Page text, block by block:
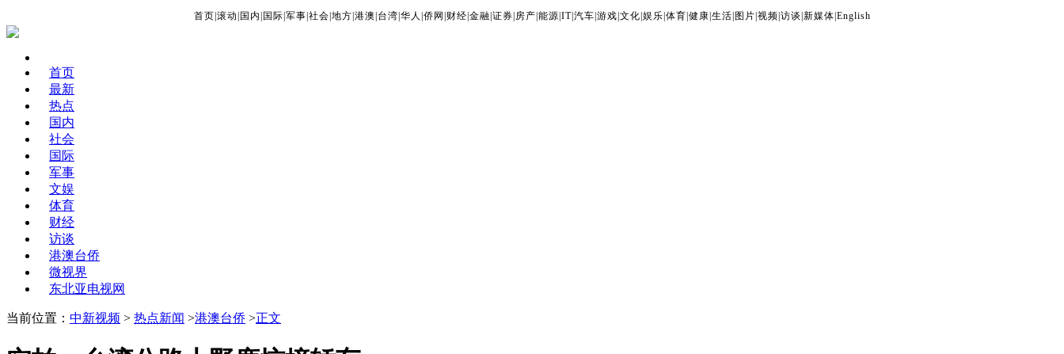
首页 滚动 国内 国际 军事 社会 地方 港澳 台湾 华人 侨网 财经 金融 证券 房产 能源 IT| 汽车 游戏 文化 娱乐 体育 健康 生活 图片 视频 访谈 新媒体 English
首页
最新
热点
国内
社会
国际
军事
文娱
体育
财经
访谈
港澳台侨
微视界
东北亚电视网
当前位置： 中新视频 > 热点新闻 >港澳台侨 >正文